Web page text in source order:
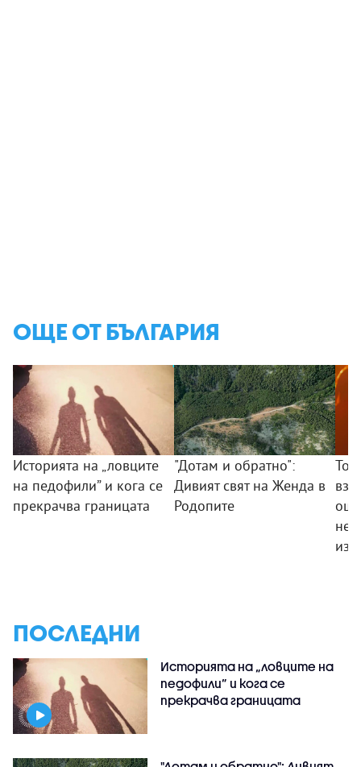
ОЩЕ ОТ БЪЛГАРИЯ
Историята на „ловците
на педофили” и кога се
прекрачва границата
"Дотам и обратно":
Дивият свят на Женда в
Родопите
не
ПОСЛЕДНИ
Историята на „ловците на
педофили” и кога се
прекрачва границата